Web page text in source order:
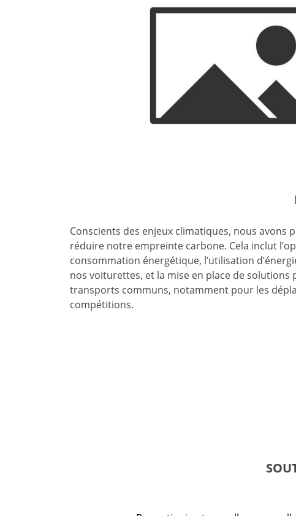
Conscients des enjeux climatiques, nous avons
réduire notre empreinte carbone. Cela inclut
consommation énergétique, l’utilisation
nos voiturettes, et la mise en place de solutions
transports communs, notamment pour les
compétitions.